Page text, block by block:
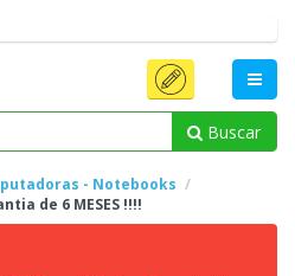
Buscar
- Notebooks
de 6 MESES !!!!